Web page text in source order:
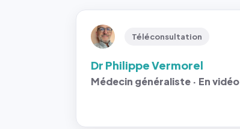
Téléconsultation
Dr Philippe Vermorel
Médecin généraliste · En vidéo